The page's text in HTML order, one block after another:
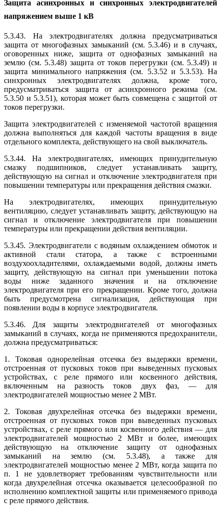
Защита асинхронных и синхронных электродвигателей
напряжением выше 1 кВ
5.3.43. На электродвигателях должна предусматриваться
защита от многофазных замыканий (см. 5.3.46) и в случаях,
оговоренных ниже, защита от однофазных замыканий на
землю (см. 5.3.48) защита от токов перегрузки (см. 5.3.49) и
защита минимального напряжения (см. 5.3.52 и 5.3.53). На
синхронных электродвигателях должна, кроме того,
предусматриваться защита от асинхронного режима (см.
5.3.50 и 5.3.51), которая может быть совмещена с защитой от
токов перегрузки.
Защита электродвигателей с изменяемой частотой вращения
должна выполняться для каждой частоты вращения в виде
отдельного комплекта, действующего на свой выключатель.
5.3.44. На электродвигателях, имеющих принудительную
смазку подшипников, следует устанавливать защиту,
действующую на сигнал и отключение электродвигателя при
повышении температуры или прекращения действия смазки.
На электродвигателях, имеющих принудительную
вентиляцию, следует устанавливать защиту, действующую на
сигнал и отключение электродвигателя при повышении
температуры или прекращении действия вентиляции.
5.3.45. Электродвигатели с водяным охлаждением обмоток и
активной стали статора, а также с встроенными
воздухоохладителями, охлаждаемыми водой, должны иметь
защиту, действующую на сигнал при уменьшении потока
воды ниже заданного значения и на отключение
электродвигателя при его прекращении. Кроме того, должна
быть предусмотрена сигнализация, действующая при
появлении воды в корпусе электродвигателя.
5.3.46. Для защиты электродвигателей от многофазных
замыканий в случаях, когда не применяются предохранители,
должна предусматриваться:
1. Токовая однорелейная отсечка без выдержки времени,
отстроенная от пусковых токов при выведенных пусковых
устройствах, с реле прямого или косвенного действия,
включенным на разность токов двух фаз, — для
электродвигателей мощностью менее 2 МВт.
2. Токовая двухрелейная отсечка без выдержки времени,
отстроенная от пусковых токов при выведенных пусковых
устройствах, с реле прямого или косвенного действия — для
электродвигателей мощностью 2 МВт и более, имеющих
действующую на отключение защиту от однофазных
замыканий на землю (см. 5.3.48), а также для
электродвигателей мощностью менее 2 МВт, когда защита по
п. 1 не удовлетворяет требованиям чувствительности или
когда двухрелейная отсечка оказывается целесообразной по
исполнению комплектной защиты или применяемого привода
с реле прямого действия.